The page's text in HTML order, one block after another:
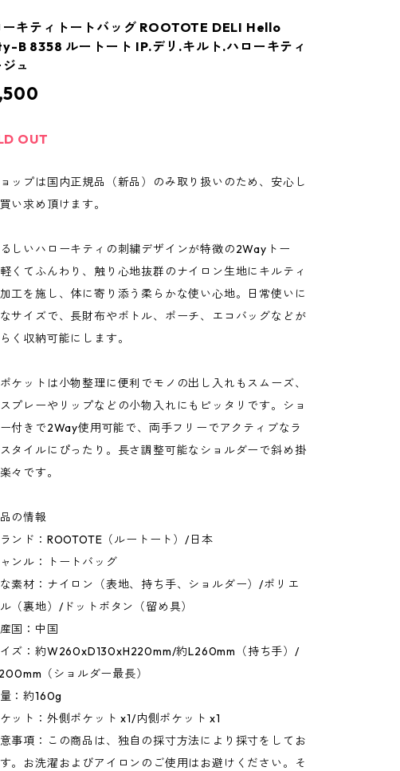
ーキティトートバッグ ROOTOTE DELI Hello
B 8358 ルートート IP.デリ.キルト.ハローキティ
ュ
OUT
ップは国内正規品（新品）のみ取り扱いのため、安心し
い求め頂けます。
しいハローキティの刺繍デザインが特徴の2Wayトー
軽くてふんわり、触り心地抜群のナイロン生地にキルティ
工を施し、体に寄り添う柔らかな使い心地。日常使いに
サイズで、長財布やボトル、ポーチ、エコバッグなどが
く収納可能にします。
ケットは小物整理に便利でモノの出し入れもスムーズ、
プレーやリップなどの小物入れにもピッタリです。ショ
付きで2Way使用可能で、両手フリーでアクティブなラ
タイルにぴったり。長さ調整可能なショルダーで斜め掛
々です。
の情報
ランド：ROOTOTE（ルートート）/日本
ャンル：トートバッグ
な素材：ナイロン（表地、持ち手、ショルダー）/ポリエ
（裏地）/ドットボタン（留め具）
国：中国
イズ：約W260xD130xH220mm/約L260mm（持ち手）/
（ショルダー最長）
：約160g
ケット：外側ポケット x1/内側ポケット x1
意事項：この商品は、独自の採寸方法により採寸をしてお
。お洗濯およびアイロンのご使用はお避けください。そ